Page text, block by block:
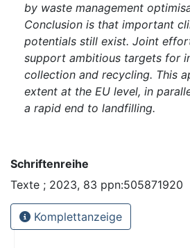
by waste management
Conclusion is that important
potentials still exist. Joint
support ambitious targets for
collection and recycling. This
extent at the EU level, in
a rapid end to landfilling.
Schriftenreihe
Texte ; 2023, 83 ppn:505871920
Komplettanzeige